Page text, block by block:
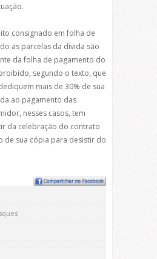
consignado em folha de
as parcelas da dívida são
da folha de pagamento do
segundo o texto, que
mais de 30% de sua
ao pagamento das
nesses casos, tem
da celebração do contrato
de sua cópia para desistir do